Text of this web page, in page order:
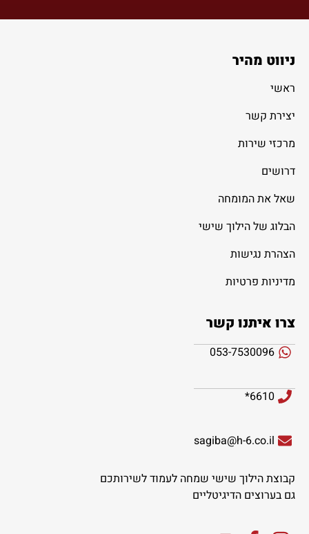
ניווט מהיר
ראשי
יצירת קשר
מרכזי שירות
דרושים
שאל את המומחה
הבלוג של הילוך שישי
הצהרת נגישות
מדיניות פרטיות
צרו איתנו קשר
053-7530096
6610*
sagiba@h-6.co.il
קבוצת הילוך שישי שמחה לעמוד לשירותכם
גם בערוצים הדיגיטליים